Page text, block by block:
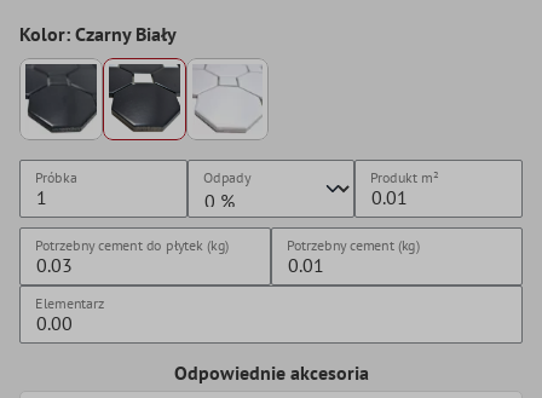
Kolor: Czarny Biały
Próbka Odpady Produkt m²
Potrzebny cement do płytek (kg) Potrzebny cement (kg)
Elementarz
Odpowiednie akcesoria